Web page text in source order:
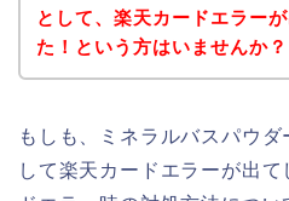
として、楽天カードエラー
た！という方はいませんか？
もしも、ミネラルバスパウ
して楽天カードエラーが出